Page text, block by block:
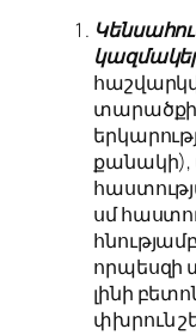
տարածքի
քանակի),
սմ
լինի
փխրուն